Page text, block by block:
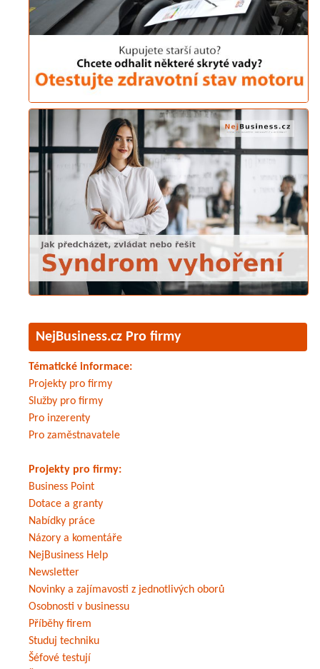
NejBusiness.cz Pro firmy
Tématické informace:
Projekty pro firmy
Služby pro firmy
Pro inzerenty
Pro zaměstnavatele
Projekty pro firmy:
Business Point
Dotace a granty
Nabídky práce
Názory a komentáře
NejBusiness Help
Newsletter
Novinky a zajímavosti z jednotlivých oborů
Osobnosti v businessu
Příběhy firem
Studuj techniku
Šéfové testují